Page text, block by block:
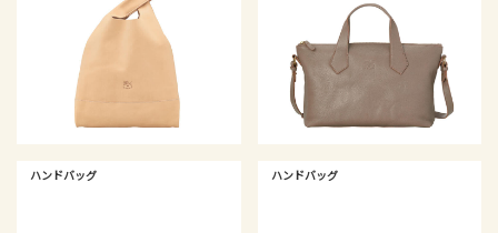
ハンドバッグ ハンドバッグ